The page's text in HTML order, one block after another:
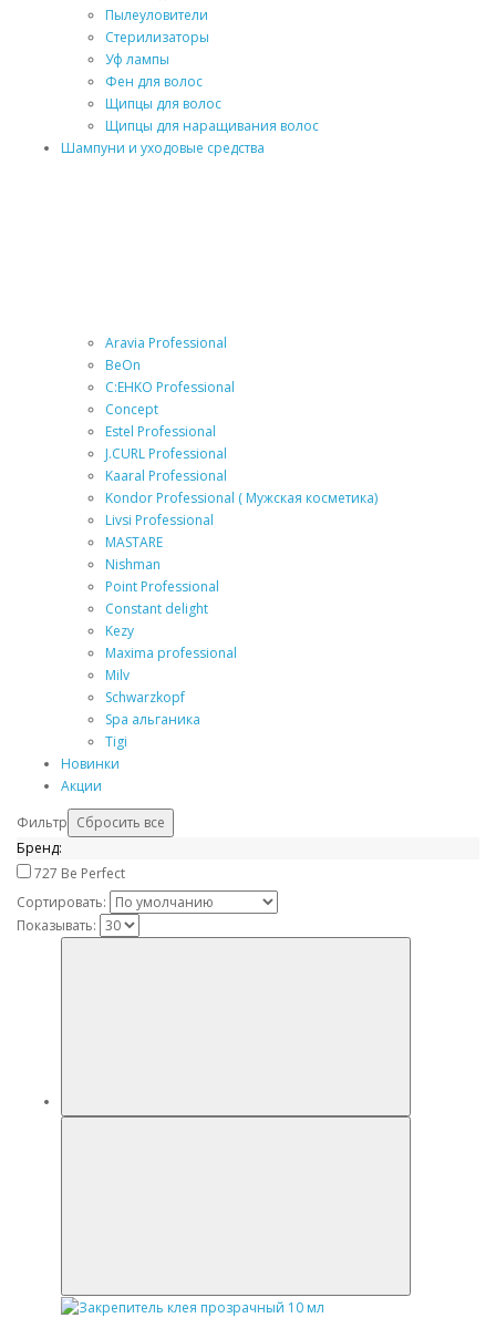
Пылеуловители
Стерилизаторы
Уф лампы
Фен для волос
Щипцы для волос
Щипцы для наращивания волос
Шампуни и уходовые средства
Aravia Professional
BeOn
C:EHKO Professional
Concept
Estel Professional
J.CURL Professional
Kaaral Professional
Kondor Professional ( Мужская косметика)
Livsi Professional
MASTARE
Nishman
Point Professional
Constant delight
Kezy
Maxima professional
Milv
Schwarzkopf
Spa альганика
Tigi
Новинки
Акции
Фильтр
Бренд:
727 Be Perfect
Сортировать:
Показывать: